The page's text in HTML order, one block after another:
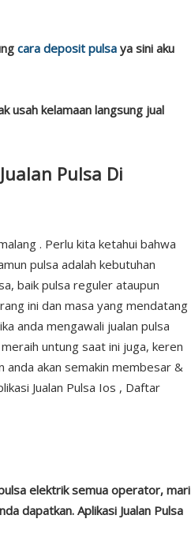
cara deposit pulsa ya sini aku
usah kelamaan langsung jual
Pulsa Di
. Perlu kita ketahui bahwa
pulsa adalah kebutuhan
baik pulsa reguler ataupun
ini dan masa yang mendatang
anda mengawali jualan pulsa
untung saat ini juga, keren
anda akan semakin membesar &
Jualan Pulsa Ios , Daftar
elektrik semua operator, mari
dapatkan. Aplikasi Jualan Pulsa